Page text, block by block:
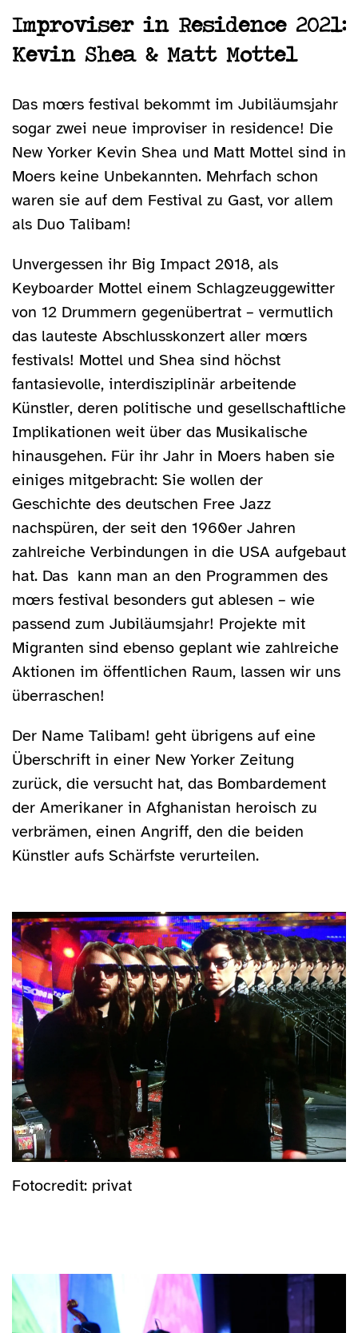
Improviser in Residence 2021:
Kevin Shea & Matt Mottel
Das mœrs festival bekommt im Jubiläumsjahr
sogar zwei neue improviser in residence! Die
New Yorker Kevin Shea und Matt Mottel sind in
Moers keine Unbekannten. Mehrfach schon
waren sie auf dem Festival zu Gast, vor allem
als Duo Talibam!
Unvergessen ihr Big Impact 2018, als
Keyboarder Mottel einem Schlagzeuggewitter
von 12 Drummern gegenübertrat – vermutlich
das lauteste Abschlusskonzert aller mœrs
festivals! Mottel und Shea sind höchst
fantasievolle, interdisziplinär arbeitende
Künstler, deren politische und gesellschaftliche
Implikationen weit über das Musikalische
hinausgehen. Für ihr Jahr in Moers haben sie
einiges mitgebracht: Sie wollen der
Geschichte des deutschen Free Jazz
nachspüren, der seit den 1960er Jahren
zahlreiche Verbindungen in die USA aufgebaut
hat. Das kann man an den Programmen des
mœrs festival besonders gut ablesen – wie
passend zum Jubiläumsjahr! Projekte mit
Migranten sind ebenso geplant wie zahlreiche
Aktionen im öffentlichen Raum, lassen wir uns
überraschen!
Der Name Talibam! geht übrigens auf eine
Überschrift in einer New Yorker Zeitung
zurück, die versucht hat, das Bombardement
der Amerikaner in Afghanistan heroisch zu
verbrämen, einen Angriff, den die beiden
Künstler aufs Schärfste verurteilen.
Fotocredit: privat